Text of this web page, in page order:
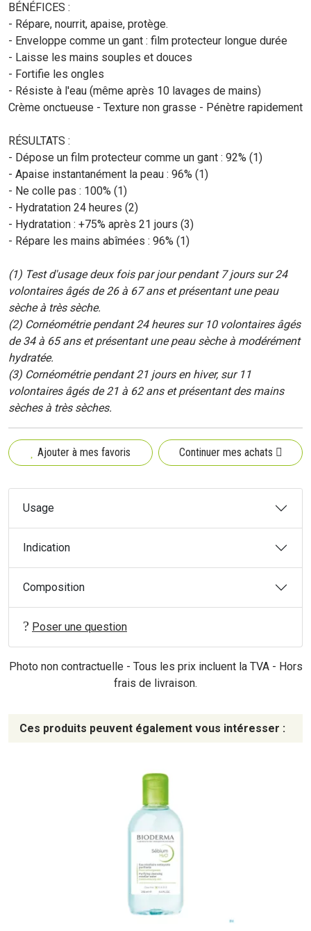
BÉNÉFICES :
- Répare, nourrit, apaise, protège.
- Enveloppe comme un gant : film protecteur longue durée
- Laisse les mains souples et douces
- Fortifie les ongles
- Résiste à l'eau (même après 10 lavages de mains)
Crème onctueuse - Texture non grasse - Pénètre rapidement
RÉSULTATS :
- Dépose un film protecteur comme un gant : 92% (1)
- Apaise instantanément la peau : 96% (1)
- Ne colle pas : 100% (1)
- Hydratation 24 heures (2)
- Hydratation : +75% après 21 jours (3)
- Répare les mains abîmées : 96% (1)
(1) Test d'usage deux fois par jour pendant 7 jours sur 24
volontaires âgés de 26 à 67 ans et présentant une peau
sèche à très sèche.
(2) Cornéométrie pendant 24 heures sur 10 volontaires âgés
de 34 à 65 ans et présentant une peau sèche à modérément
hydratée.
(3) Cornéométrie pendant 21 jours en hiver, sur 11
volontaires âgés de 21 à 62 ans et présentant des mains
sèches à très sèches.
Ajouter à mes favoris Continuer mes achats
Usage
Indication
Composition
Poser une question
Photo non contractuelle - Tous les prix incluent la TVA - Hors
frais de livraison.
Ces produits peuvent également vous intéresser :